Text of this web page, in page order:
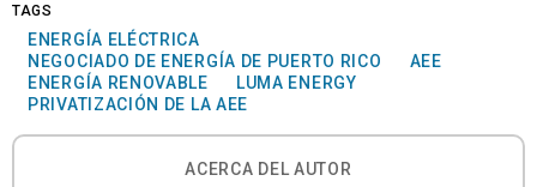
TAGS
ENERGÍA ELÉCTRICA
NEGOCIADO DE ENERGÍA DE PUERTO RICO
AEE
ENERGÍA RENOVABLE
LUMA ENERGY
PRIVATIZACIÓN DE LA AEE
ACERCA DEL AUTOR